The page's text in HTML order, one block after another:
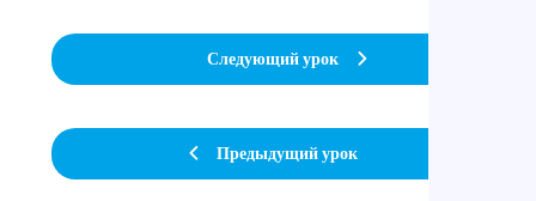
Предыдущий урок
Следующий урок